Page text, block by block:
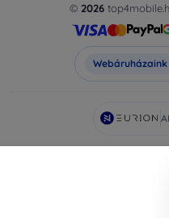
© 2026
Webáruházaink